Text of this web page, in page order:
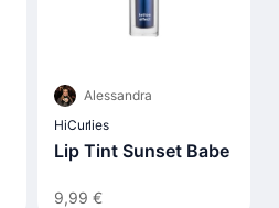
Alessandra
HiCurlies
Lip Tint Sunset Babe
9,99 €